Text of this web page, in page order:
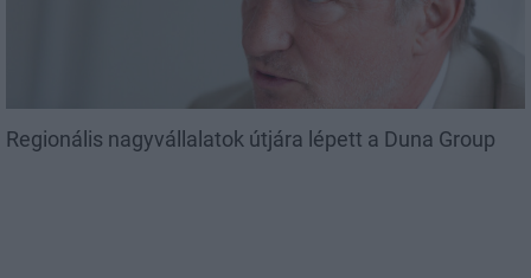
Regionális nagyvállalatok útjára lépett a Duna Group